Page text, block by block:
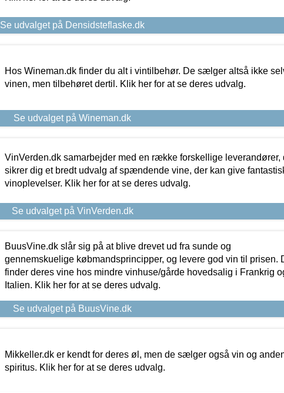
Se udvalget på Densidsteflaske.dk
Hos Wineman.dk finder du alt i vintilbehør. De sælger altså ikke
vinen, men tilbehøret dertil. Klik her for at se deres udvalg.
Se udvalget på Wineman.dk
VinVerden.dk samarbejder med en række forskellige leverandører,
sikrer dig et bredt udvalg af spændende vine, der kan give
vinoplevelser. Klik her for at se deres udvalg.
Se udvalget på VinVerden.dk
BuusVine.dk slår sig på at blive drevet ud fra sunde og
gennemskuelige købmandsprincipper, og levere god vin til prisen.
finder deres vine hos mindre vinhuse/gårde hovedsalig i Frankrig
Italien. Klik her for at se deres udvalg.
Se udvalget på BuusVine.dk
Mikkeller.dk er kendt for deres øl, men de sælger også vin og
spiritus. Klik her for at se deres udvalg.